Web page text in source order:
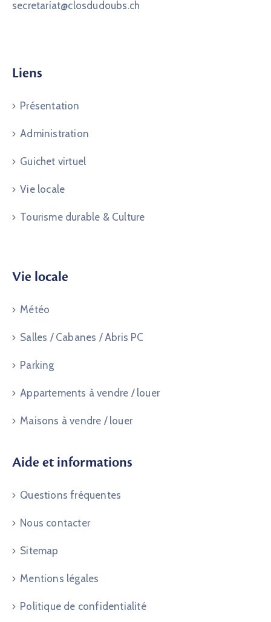
secretariat@closdudoubs.ch
Liens
Présentation
Administration
Guichet virtuel
Vie locale
Tourisme durable & Culture
Vie locale
Météo
Salles / Cabanes / Abris PC
Parking
Appartements à vendre / louer
Maisons à vendre / louer
Aide et informations
Questions fréquentes
Nous contacter
Sitemap
Mentions légales
Politique de confidentialité